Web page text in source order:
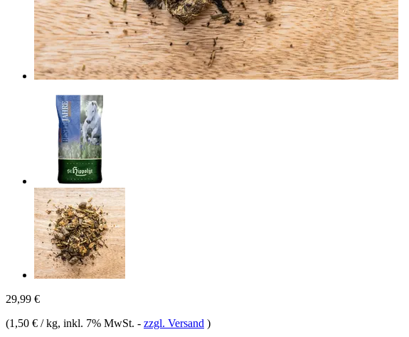
29,99 €
(1,50 € / kg, inkl. 7% MwSt. - zzgl. Versand )